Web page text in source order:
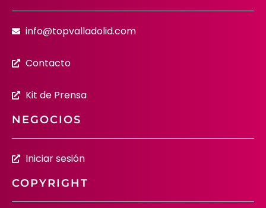
info@topvalladolid.com
Contacto
Kit de Prensa
NEGOCIOS
Iniciar sesión
COPYRIGHT